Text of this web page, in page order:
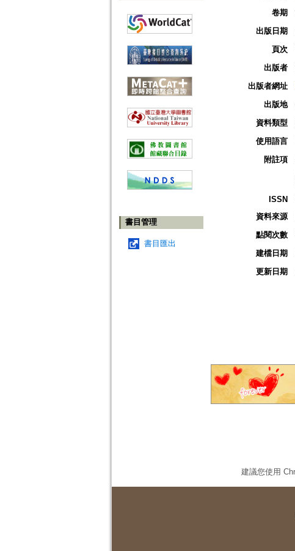
書目管理
書目匯出
卷期
出版日期
頁次
出版者
出版者網址
出版地
資料類型
使用語言
附註項
ISSN
資料來源
點閱次數
建檔日期
更新日期
建議您使用